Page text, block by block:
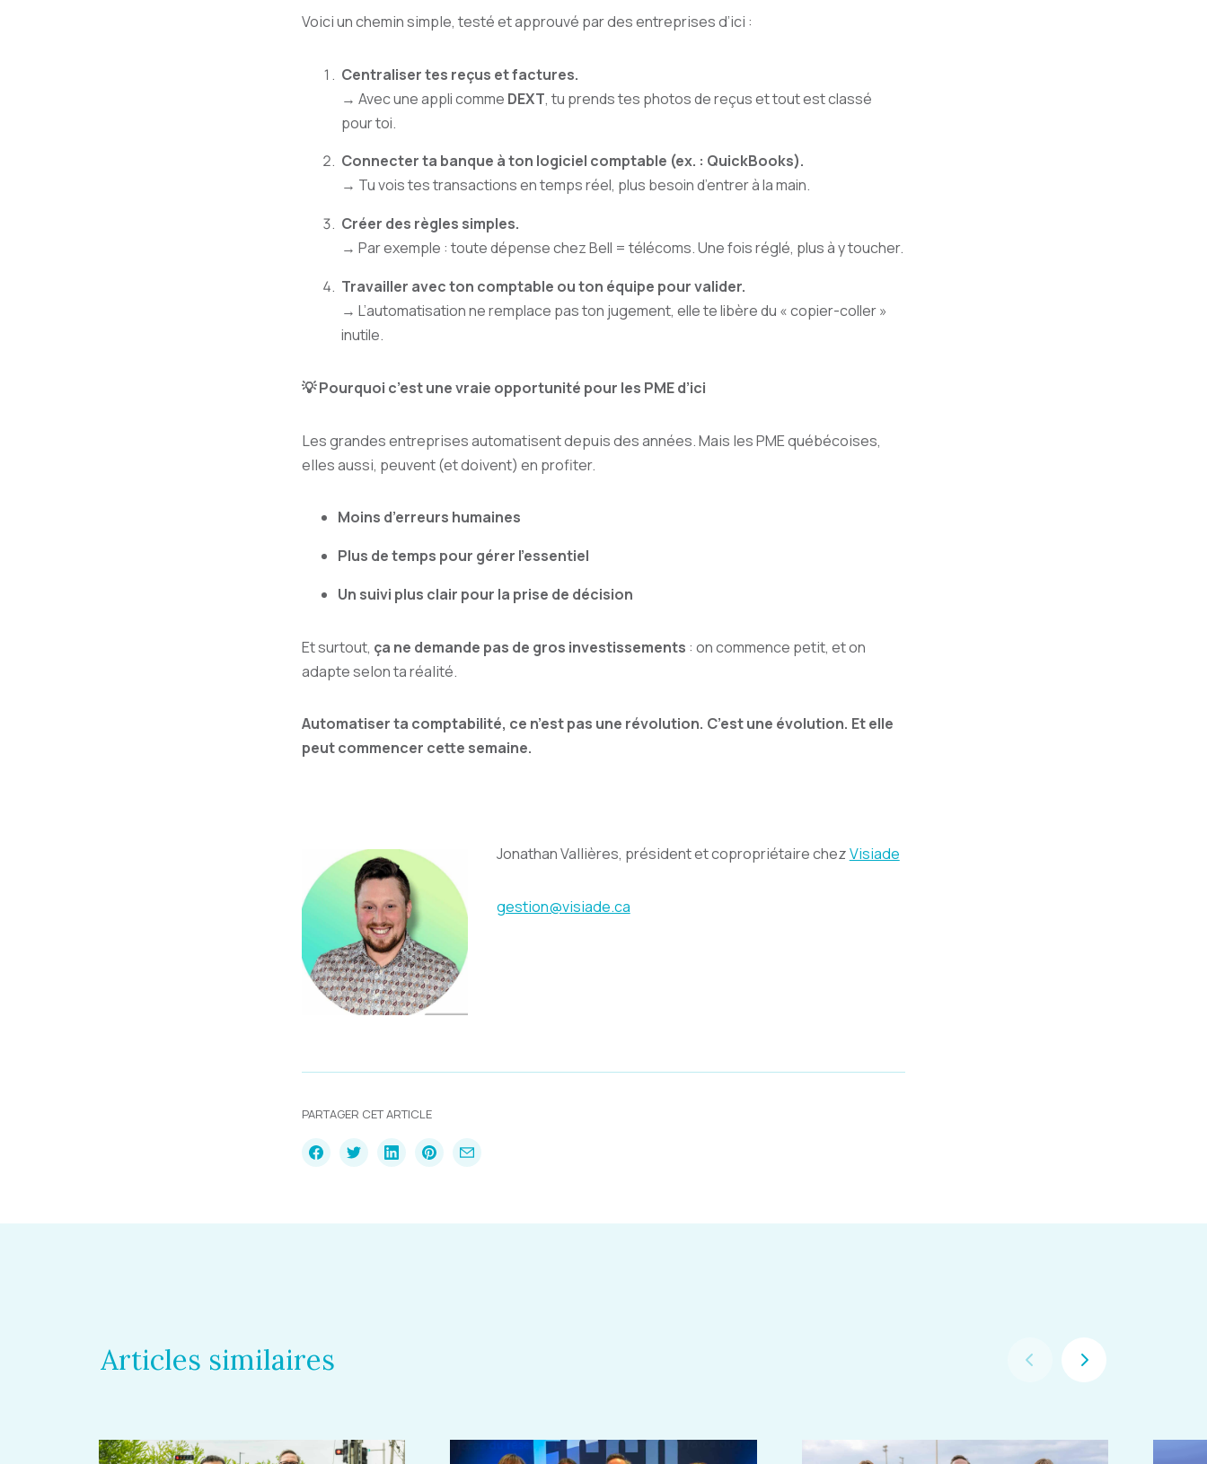
Voici un chemin simple, testé et approuvé par des entreprises d’ici :
Centraliser tes reçus et factures.
→ Avec une appli comme DEXT, tu prends tes photos de reçus et tout est classé
pour toi.
Connecter ta banque à ton logiciel comptable (ex. : QuickBooks).
→ Tu vois tes transactions en temps réel, plus besoin d’entrer à la main.
Créer des règles simples.
→ Par exemple : toute dépense chez Bell = télécoms. Une fois réglé, plus à y toucher.
Travailler avec ton comptable ou ton équipe pour valider.
→ L’automatisation ne remplace pas ton jugement, elle te libère du « copier-coller »
inutile.
💡 Pourquoi c’est une vraie opportunité pour les PME d’ici
Les grandes entreprises automatisent depuis des années. Mais les PME québécoises,
elles aussi, peuvent (et doivent) en profiter.
Moins d’erreurs humaines
Plus de temps pour gérer l’essentiel
Un suivi plus clair pour la prise de décision
Et surtout, ça ne demande pas de gros investissements : on commence petit, et on
adapte selon ta réalité.
Automatiser ta comptabilité, ce n’est pas une révolution. C’est une évolution. Et elle
peut commencer cette semaine.
Jonathan Vallières, président et copropriétaire chezVisiade
gestion@visiade.ca
PARTAGER CET ARTICLE
Articles similaires